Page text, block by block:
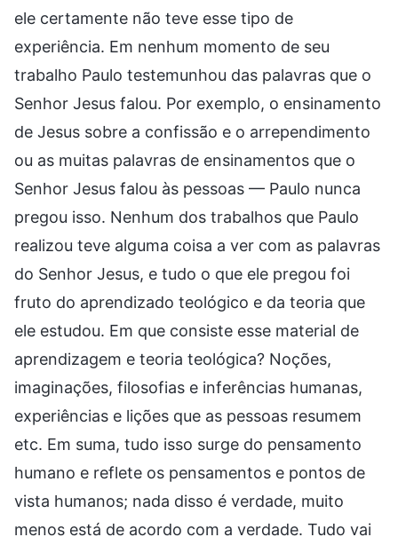
ele certamente não teve esse tipo de
experiência. Em nenhum momento de seu
trabalho Paulo testemunhou das palavras que o
Senhor Jesus falou. Por exemplo, o ensinamento
de Jesus sobre a confissão e o arrependimento
ou as muitas palavras de ensinamentos que o
Senhor Jesus falou às pessoas — Paulo nunca
pregou isso. Nenhum dos trabalhos que Paulo
realizou teve alguma coisa a ver com as palavras
do Senhor Jesus, e tudo o que ele pregou foi
fruto do aprendizado teológico e da teoria que
ele estudou. Em que consiste esse material de
aprendizagem e teoria teológica? Noções,
imaginações, filosofias e inferências humanas,
experiências e lições que as pessoas resumem
etc. Em suma, tudo isso surge do pensamento
humano e reflete os pensamentos e pontos de
vista humanos; nada disso é verdade, muito
menos está de acordo com a verdade. Tudo vai